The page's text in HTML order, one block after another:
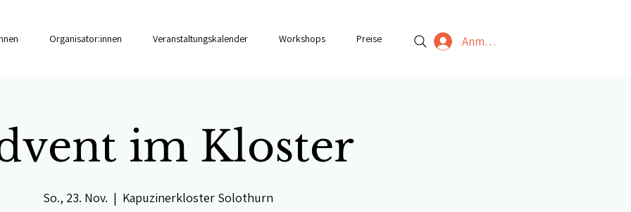
Organisator:innen Veranstaltungskalender Workshops Preise Anmelden
im Kloster
So., 23. Nov.
  |
Kapuzinerkloster Solothurn